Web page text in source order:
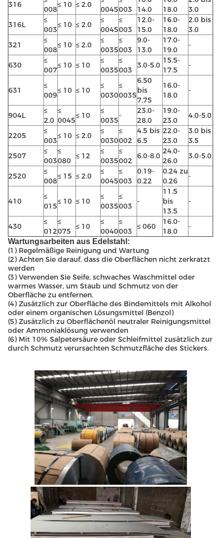
316
008
≤ 10 ≤ 2.0
0045003
14.0
18.0
3.0
316L
≤
003
≤ 10 ≤ 2.0
≤
0045
≤
003
12.0-
15.0
16.0-
18.0
2.0 bis
3.0
321
≤
008
≤ 10 ≤ 2.0
≤
0035
≤
003
9.0-
13.0
17.0-
19.0
-
630
≤
007
≤ 10 ≤ 10
≤
0035
≤
003
3.0-5.0
15.5-
17.5
-
631
≤
009
≤ 10 ≤ 10
≤
0030
≤
0035
6.50
bis
7.75
16.0-
18.0
-
904L
≤
2.0
≤
0045
≤ 10
≤
0035
-
23.0-
28.0
19.0-
23.0
4.0-5.0
2205
≤
003
≤ 10 ≤ 2.0
≤
0030
≤
002
4.5 bis
6.5
22.0-
23.0
3.0 bis
3.5
2507
≤
003
≤
080
≤ 12
≤
0035
≤
002
6.0-8.0
24.0-
26.0
3.0-5.0
2520
≤
008
≤ 15 ≤ 2.0
≤
0045
≤
003
0.19-
0.22
0.24 zu
0.26
-
410
≤
015
≤ 10 ≤ 10
≤
0035
≤
003
-
11.5
bis
13.5
-
430
≤
012
≤
075
≤ 10
≤
0040
≤
003
≤ 060
16.0-
18.0
-
Wartungsarbeiten aus Edelstahl:
(1) Regelmäßige Reinigung und Wartung
(2) Achten Sie darauf, dass die Oberflächen nicht zerkratzt
werden
(3) Verwenden Sie Seife, schwaches Waschmittel oder
warmes Wasser, um Staub und Schmutz von der
Oberfläche zu entfernen.
(4) Zusätzlich zur Oberfläche des Bindemittels mit Alkohol
oder einem organischen Lösungsmittel (Benzol)
(5) Zusätzlich zu Oberflächenöl neutraler Reinigungsmittel
oder Ammoniaklösung verwenden
(6) Mit 10% Salpetersäure oder Schleifmittel zusätzlich zur
durch Schmutz verursachten Schmutzfläche des Stickers.